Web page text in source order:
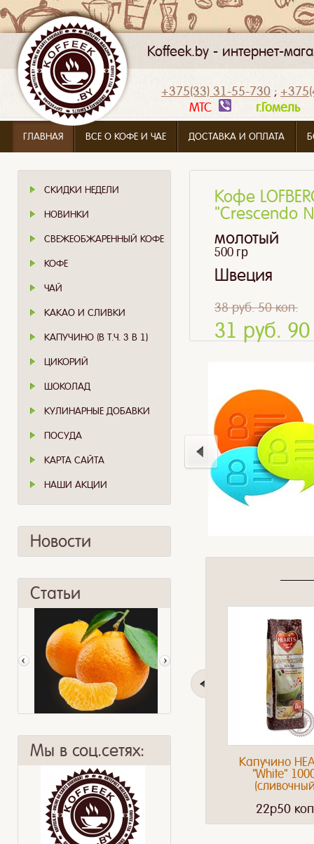
Koffeek.by - интернет-
+375(33) 31-55-730 ;
МТС
ГЛАВНАЯ ВСЕ О КОФЕ И ЧАЕ ДОСТАВКА И ОПЛАТА
СКИДКИ НЕДЕЛИ
НОВИНКИ
СВЕЖЕОБЖАРЕННЫЙ КОФЕ
КОФЕ
ЧАЙ
КАКАО И СЛИВКИ
КАПУЧИНО (В Т.Ч. 3 В 1)
ЦИКОРИЙ
ШОКОЛАД
КУЛИНАРНЫЕ ДОБАВКИ
ПОСУДА
КАРТА САЙТА
НАШИ АКЦИИ
Новости
Статьи
Мандарин Наше путешествие
Мы в соц.сетях:
Кофе
"Crescendo
молотый
500 гр
Швеция
38 руб. 50 коп.
31 руб.
Капучино
"White"
22p50